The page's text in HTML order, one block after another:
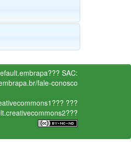
SAC:
fale-conosco
???